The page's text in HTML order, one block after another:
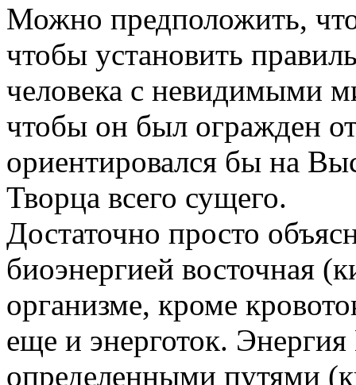
Можно предположить,
чтобы установить
человека с невидимыми
чтобы он был огражден
ориентировался бы на
Творца всего сущего.
Достаточно просто
биоэнергией восточная
организме, кроме
еще и энерготок.
определенными путями